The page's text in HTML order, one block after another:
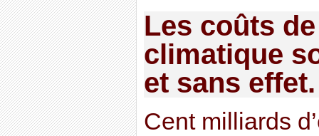
Les coûts
climatique
et sans effet.
Cent milliards